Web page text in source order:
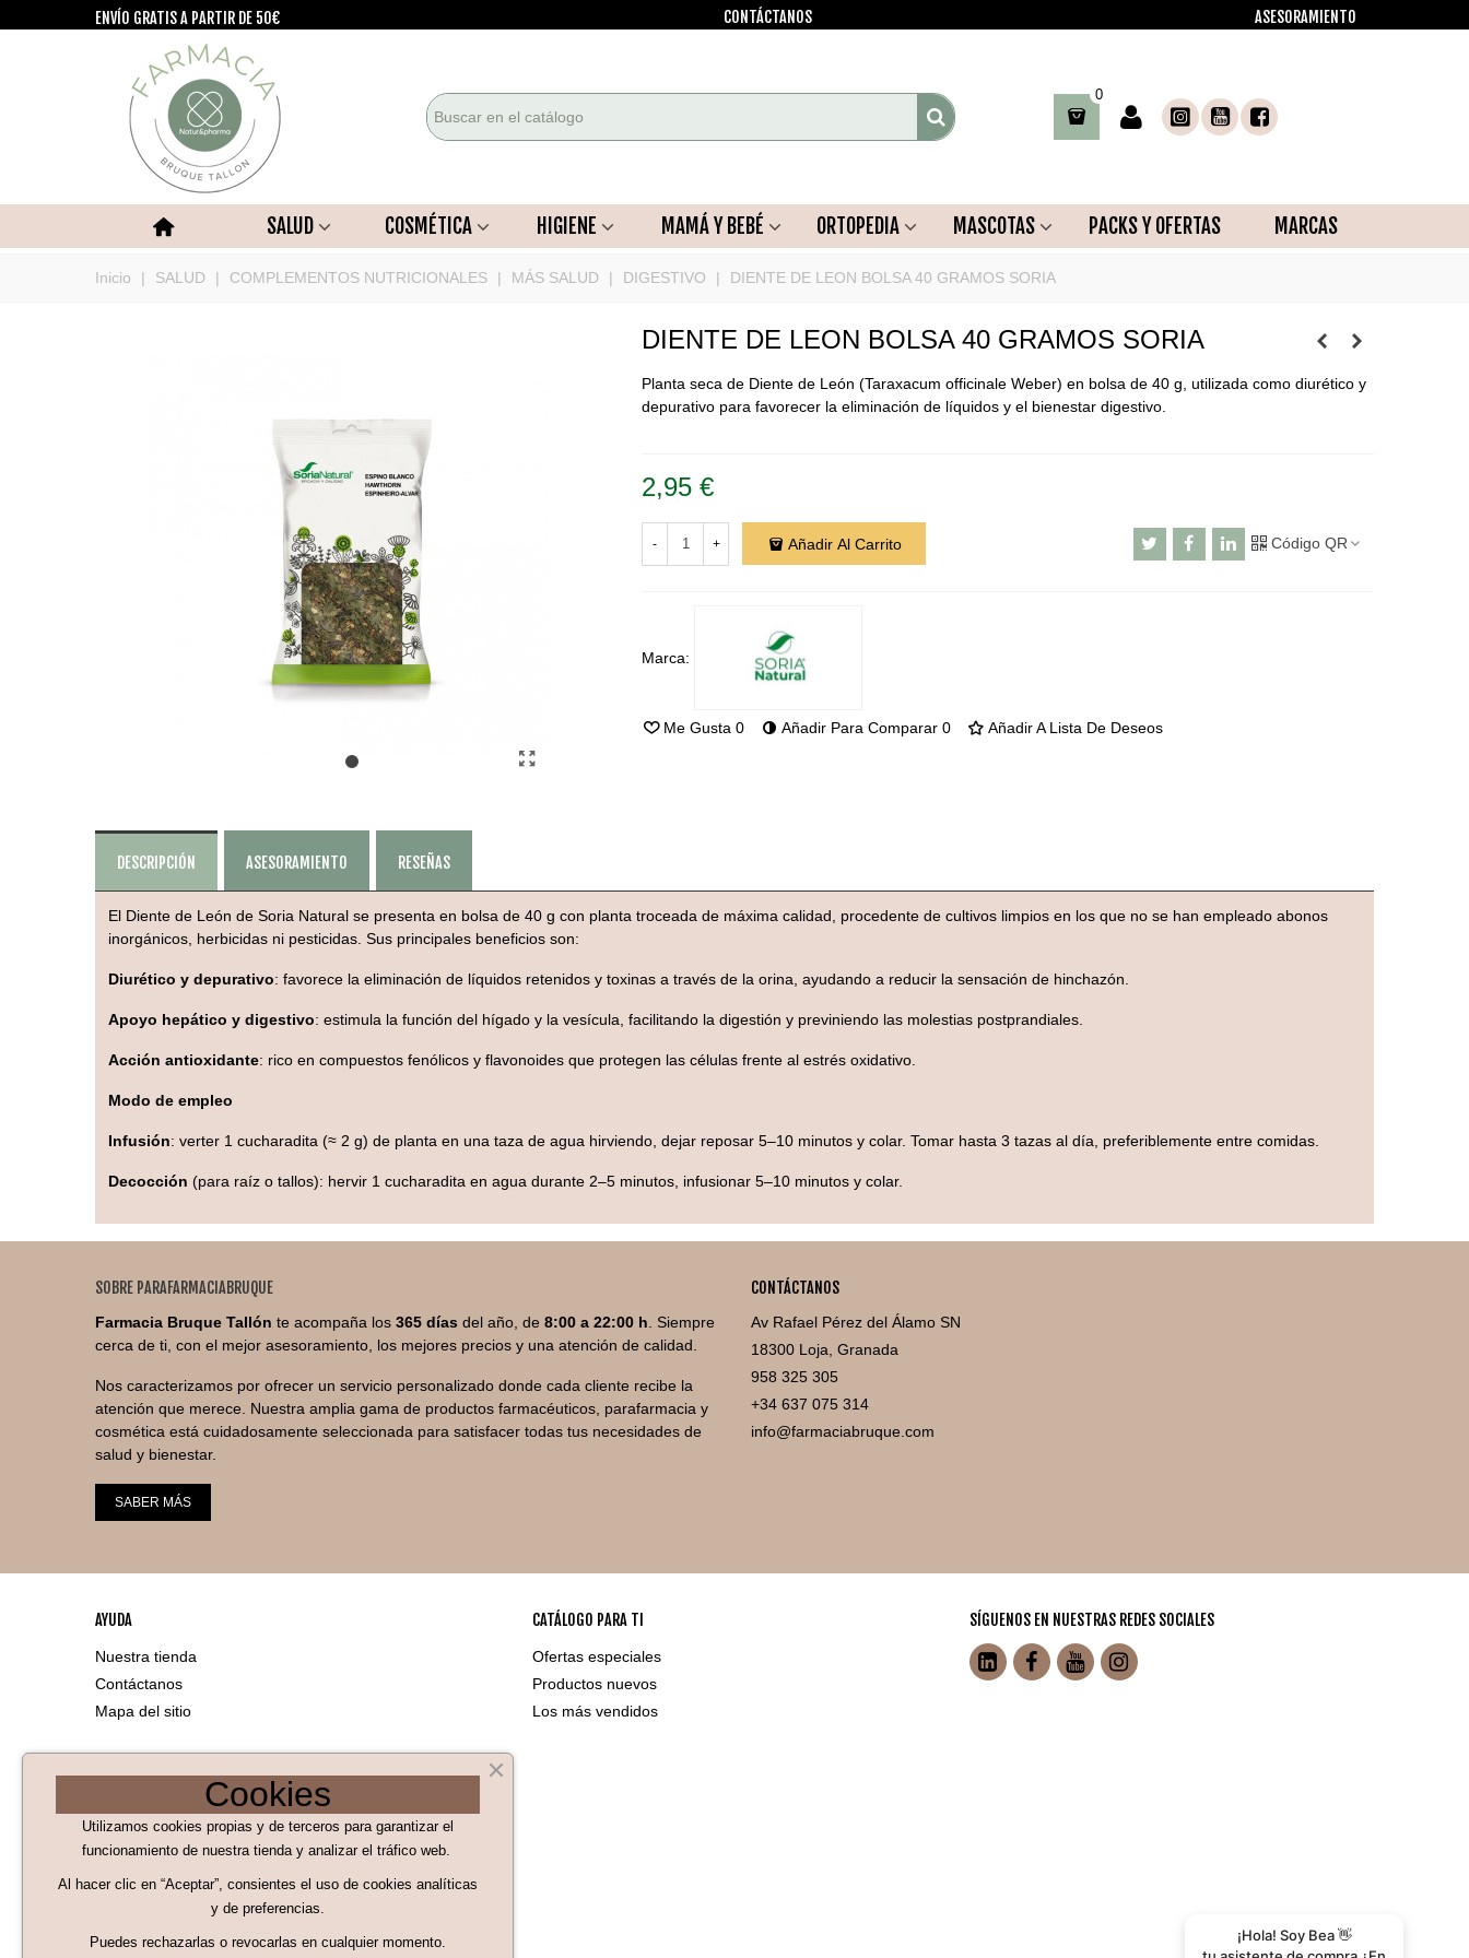
ENVÍO GRATIS A PARTIR DE 50€ CONTÁCTANOS ASESORAMIENTO
0
SALUD COSMÉTICA HIGIENE MAMÁ Y BEBÉ ORTOPEDIA MASCOTAS PACKS Y OFERTAS MARCAS
Inicio | SALUD | COMPLEMENTOS NUTRICIONALES | MÁS SALUD | DIGESTIVO | DIENTE DE LEON BOLSA 40 GRAMOS SORIA
DIENTE DE LEON BOLSA 40 GRAMOS SORIA
Planta seca de Diente de León (Taraxacum officinale Weber) en bolsa de 40 g, utilizada como diurético y
depurativo para favorecer la eliminación de líquidos y el bienestar digestivo.
2,95 €
- + Añadir Al Carrito Código QR
Marca:
Me Gusta 0 Añadir Para Comparar 0 Añadir A Lista De Deseos
DESCRIPCIÓN ASESORAMIENTO RESEÑAS
El Diente de León de Soria Natural se presenta en bolsa de 40 g con planta troceada de máxima calidad, procedente de cultivos limpios en los que no se han empleado abonos
inorgánicos, herbicidas ni pesticidas. Sus principales beneficios son:
Diurético y depurativo: favorece la eliminación de líquidos retenidos y toxinas a través de la orina, ayudando a reducir la sensación de hinchazón.
Apoyo hepático y digestivo: estimula la función del hígado y la vesícula, facilitando la digestión y previniendo las molestias postprandiales.
Acción antioxidante: rico en compuestos fenólicos y flavonoides que protegen las células frente al estrés oxidativo.
Modo de empleo
Infusión: verter 1 cucharadita (≈ 2 g) de planta en una taza de agua hirviendo, dejar reposar 5–10 minutos y colar. Tomar hasta 3 tazas al día, preferiblemente entre comidas.
Decocción (para raíz o tallos): hervir 1 cucharadita en agua durante 2–5 minutos, infusionar 5–10 minutos y colar.
SOBRE PARAFARMACIABRUQUE
Farmacia Bruque Tallón te acompaña los 365 días del año, de 8:00 a 22:00 h . Siempre
cerca de ti, con el mejor asesoramiento, los mejores precios y una atención de calidad.
Nos caracterizamos por ofrecer un servicio personalizado donde cada cliente recibe la
atención que merece. Nuestra amplia gama de productos farmacéuticos, parafarmacia y
cosmética está cuidadosamente seleccionada para satisfacer todas tus necesidades de
salud y bienestar.
SABER MÁS
CONTÁCTANOS
Av Rafael Pérez del Álamo SN
18300 Loja, Granada
958 325 305
+34 637 075 314
info@farmaciabruque.com
¡Hola! Soy Bea 👋
AYUDA
Nuestra tienda
Contáctanos
Mapa del sitio
CATÁLOGO PARA TI
Ofertas especiales
Productos nuevos
Los más vendidos
SÍGUENOS EN NUESTRAS REDES SOCIALES
LEGAL
Políticas de Cookies
Políticas de privacidad
Cookies
Utilizamos cookies propias y de terceros para garantizar el
funcionamiento de nuestra tienda y analizar el tráfico web.
Al hacer clic en “Aceptar”, consientes el uso de cookies analíticas
y de preferencias.
Puedes rechazarlas o revocarlas en cualquier momento.